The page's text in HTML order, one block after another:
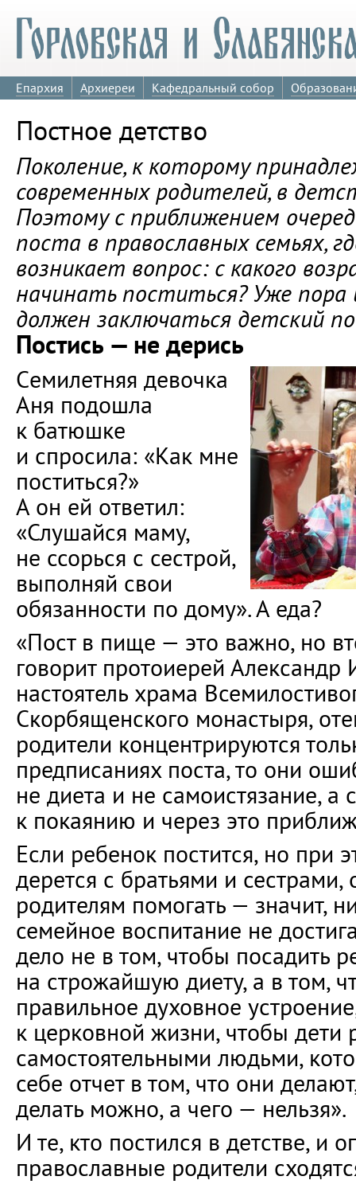
Епархия Архиереи Кафедральный собор
Постное детство
Поколение, к которому
современных родителей, в
Поэтому с приближением
поста в православных семьях,
возникает вопрос: с какого
начинать поститься? Уже
должен заключаться детский
Постись — не дерись
Cемилетняя девочка
Аня подошла
к батюшке
и спросила: «Как мне
поститься?»
А он ей ответил:
«Слушайся маму,
не ссорься с сестрой,
выполняй свои
обязанности по дому». А еда?
«Пост в пище — это важно, но
говорит протоиерей Александр
настоятель храма
Скорбященского монастыря,
родители концентрируются
предписаниях поста, то они
не диета и не самоистязание, а
к покаянию и через это
Если ребенок постится, но при
дерется с братьями и сестрами,
родителям помогать — значит,
семейное воспитание не
дело не в том, чтобы посадить
на строжайшую диету, а в том,
правильное духовное
к церковной жизни, чтобы дети
самостоятельными людьми,
себе отчет в том, что они
делать можно, а чего — нельзя».
И те, кто постился в детстве, и
православные родители